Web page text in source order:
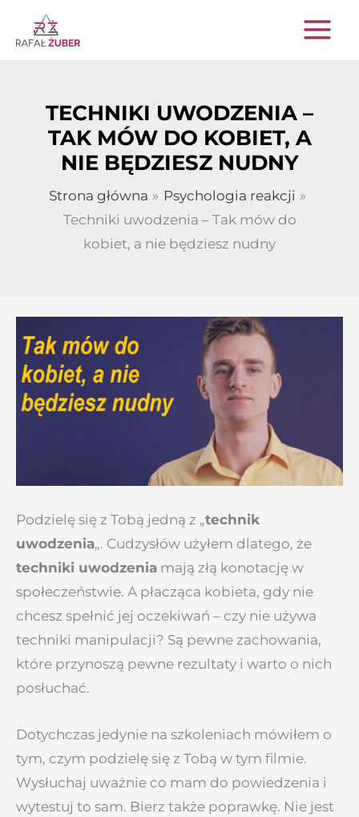
Przejdź
do
TECHNIKI UWODZENIA –
TAK MÓW DO KOBIET, A
NIE BĘDZIESZ NUDNY
Strona główna
Psychologia reakcji
Techniki uwodzenia – Tak mów do
kobiet, a nie będziesz nudny
Podzielę się z Tobą jedną z „technik
uwodzenia„. Cudzysłów użyłem dlatego, że
techniki uwodzenia mają złą konotację w
społeczeństwie. A płacząca kobieta, gdy nie
chcesz spełnić jej oczekiwań – czy nie używa
techniki manipulacji? Są pewne zachowania,
które przynoszą pewne rezultaty i warto o nich
posłuchać.
Dotychczas jedynie na szkoleniach mówiłem o
tym, czym podzielę się z Tobą w tym filmie.
Wysłuchaj uważnie co mam do powiedzenia i
wytestuj to sam. Bierz także poprawkę. Nie jest